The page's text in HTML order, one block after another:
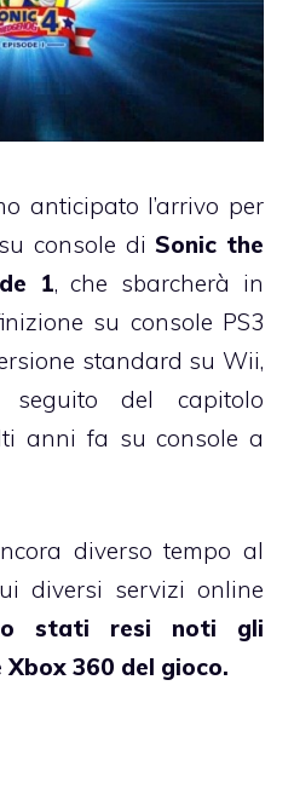
anticipato l’arrivo per
console diSonic the
1, che sbarcherà in
su console PS3
standard su Wii,
seguito del capitolo
anni fa su console a
diverso tempo al
diversi servizi online
stati resi noti gli
360 del gioco.